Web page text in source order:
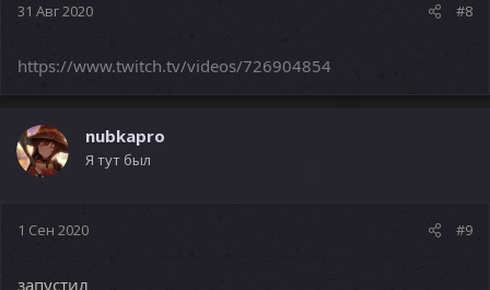
31 Авг 2020 #8
https://www.twitch.tv/videos/726904854
nubkapro
Я тут был
1 Сен 2020 #9
запустил